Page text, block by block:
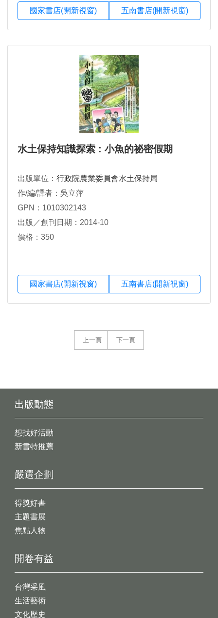
國家書店(開新視窗) 五南書店(開新視窗)
水土保持知識探索 : 小魚的祕密假期
出版單位： 行政院農業委員會水土保持局
作/編/譯者：吳立萍
GPN：1010302143
出版／創刊日期：2014-10
價格：350
國家書店(開新視窗) 五南書店(開新視窗)
上一頁 下一頁
出版動態
想找好活動
新書特推薦
開卷有益
台灣采風
生活藝術
文化歷史
嚴選企劃
得獎好書
主題書展
焦點人物